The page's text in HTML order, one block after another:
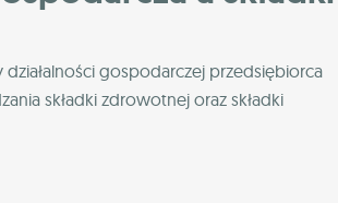
gospodarczej przedsiębiorca
składki zdrowotnej oraz składki